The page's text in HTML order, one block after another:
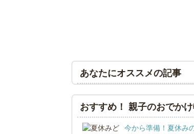
あなたにオススメの記事
おすすめ！ 親子のおでかけ
今から準備！夏休み